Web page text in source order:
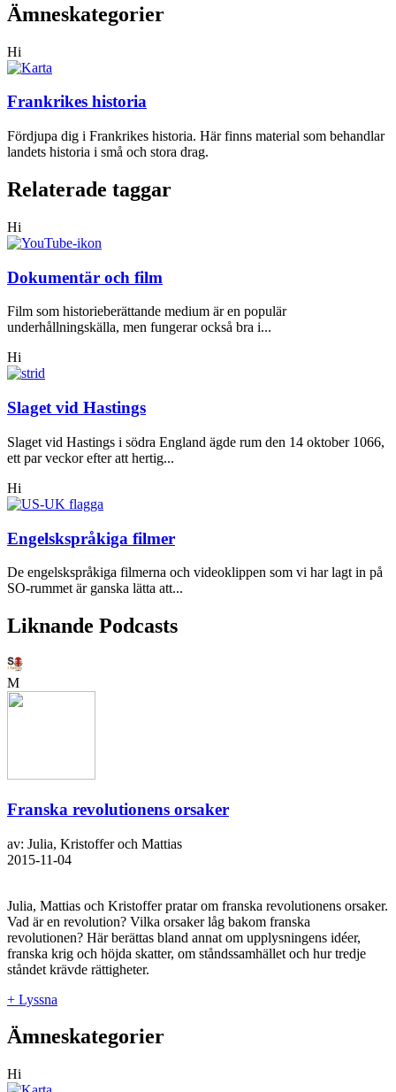
Ämneskategorier
Hi
Frankrikes historia
Fördjupa dig i Frankrikes historia. Här finns material som behandlar
landets historia i små och stora drag.
Relaterade taggar
Hi
Dokumentär och film
Film som historieberättande medium är en populär
underhållningskälla, men fungerar också bra i...
Hi
Slaget vid Hastings
Slaget vid Hastings i södra England ägde rum den 14 oktober 1066,
ett par veckor efter att hertig...
Hi
Engelskspråkiga filmer
De engelskspråkiga filmerna och videoklippen som vi har lagt in på
SO-rummet är ganska lätta att...
Liknande Podcasts
M
Franska revolutionens orsaker
av: Julia, Kristoffer och Mattias
2015-11-04
Julia, Mattias och Kristoffer pratar om franska revolutionens orsaker.
Vad är en revolution? Vilka orsaker låg bakom franska
revolutionen? Här berättas bland annat om upplysningens idéer,
franska krig och höjda skatter, om ståndssamhället och hur tredje
ståndet krävde rättigheter.
+ Lyssna
Ämneskategorier
Hi